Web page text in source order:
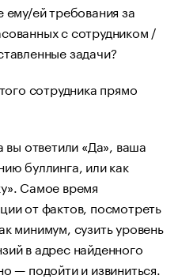
ему/ей требования за
с сотрудником /
задачи?
сотрудника прямо
вы ответили «Да», ваша
буллинга, или как
Самое время
от фактов, посмотреть
минимум, сузить уровень
в адрес найденного
— подойти и извиниться.